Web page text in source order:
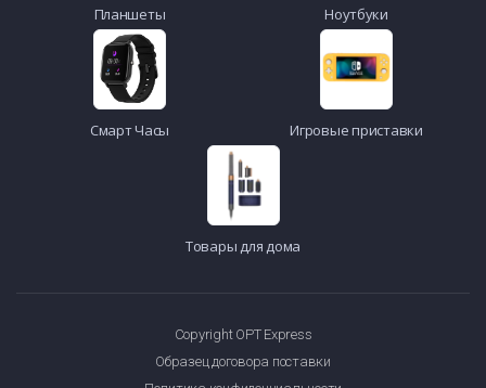
Планшеты Ноутбуки
Смарт Часы Игровые приставки
Товары для дома
Copyright OPT Express
Образец договора поставки